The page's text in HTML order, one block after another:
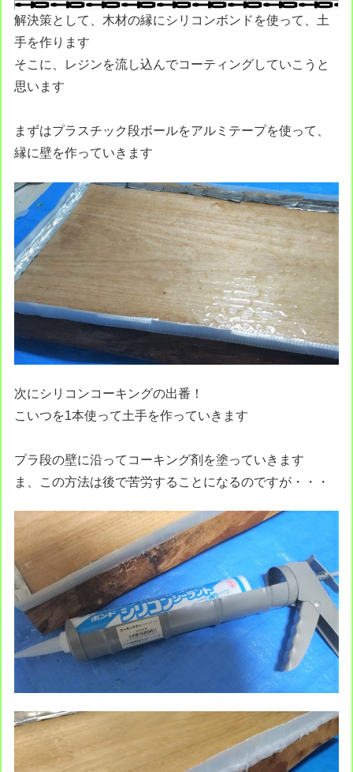
解決策として、木材の縁にシリコンボンドを使って、土
手を作ります
そこに、レジンを流し込んでコーティングしていこうと
思います
まずはプラスチック段ボールをアルミテープを使って、
縁に壁を作っていきます
次にシリコンコーキングの出番！
こいつを1本使って土手を作っていきます
プラ段の壁に沿ってコーキング剤を塗っていきます
ま、この方法は後で苦労することになるのですが・・・